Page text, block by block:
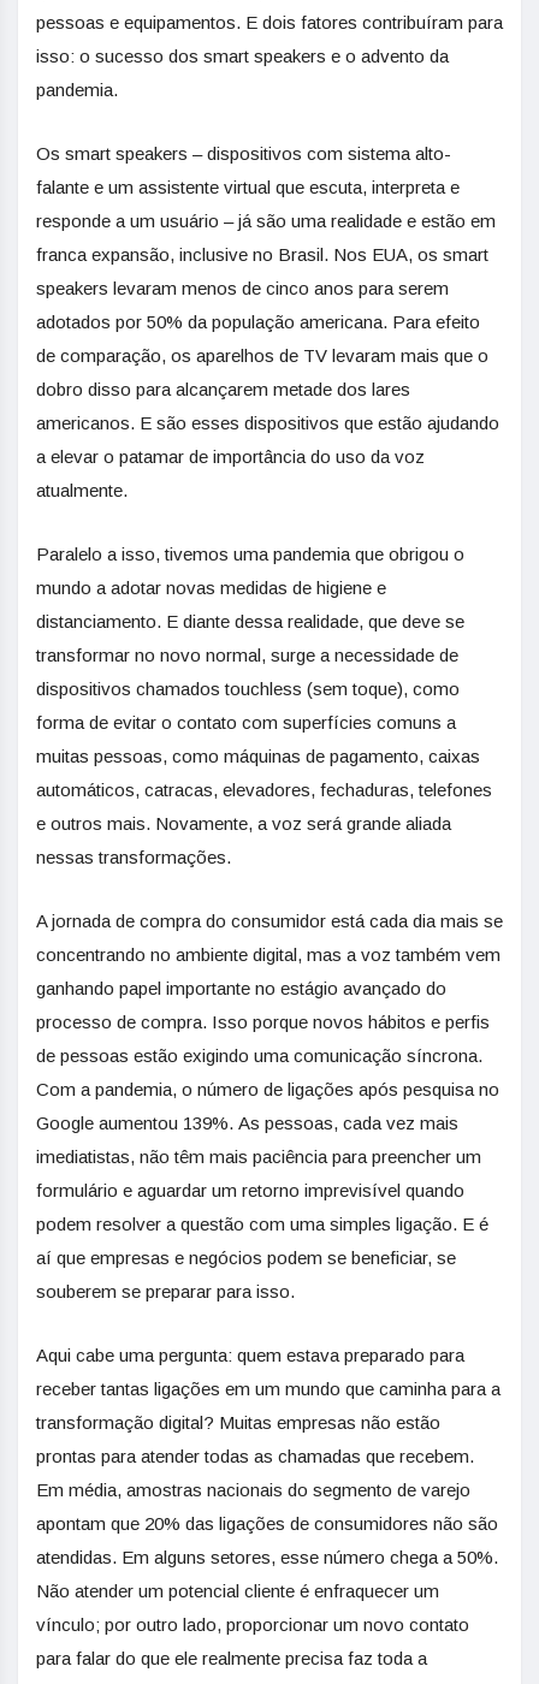
pessoas e equipamentos. E dois fatores contribuíram para
isso: o sucesso dos smart speakers e o advento da
pandemia.
Os smart speakers – dispositivos com sistema alto-
falante e um assistente virtual que escuta, interpreta e
responde a um usuário – já são uma realidade e estão em
franca expansão, inclusive no Brasil. Nos EUA, os smart
speakers levaram menos de cinco anos para serem
adotados por 50% da população americana. Para efeito
de comparação, os aparelhos de TV levaram mais que o
dobro disso para alcançarem metade dos lares
americanos. E são esses dispositivos que estão ajudando
a elevar o patamar de importância do uso da voz
atualmente.
Paralelo a isso, tivemos uma pandemia que obrigou o
mundo a adotar novas medidas de higiene e
distanciamento. E diante dessa realidade, que deve se
transformar no novo normal, surge a necessidade de
dispositivos chamados touchless (sem toque), como
forma de evitar o contato com superfícies comuns a
muitas pessoas, como máquinas de pagamento, caixas
automáticos, catracas, elevadores, fechaduras, telefones
e outros mais. Novamente, a voz será grande aliada
nessas transformações.
A jornada de compra do consumidor está cada dia mais se
concentrando no ambiente digital, mas a voz também vem
ganhando papel importante no estágio avançado do
processo de compra. Isso porque novos hábitos e perfis
de pessoas estão exigindo uma comunicação síncrona.
Com a pandemia, o número de ligações após pesquisa no
Google aumentou 139%. As pessoas, cada vez mais
imediatistas, não têm mais paciência para preencher um
formulário e aguardar um retorno imprevisível quando
podem resolver a questão com uma simples ligação. E é
aí que empresas e negócios podem se beneficiar, se
souberem se preparar para isso.
Aqui cabe uma pergunta: quem estava preparado para
receber tantas ligações em um mundo que caminha para a
transformação digital? Muitas empresas não estão
prontas para atender todas as chamadas que recebem.
Em média, amostras nacionais do segmento de varejo
apontam que 20% das ligações de consumidores não são
atendidas. Em alguns setores, esse número chega a 50%.
Não atender um potencial cliente é enfraquecer um
vínculo; por outro lado, proporcionar um novo contato
para falar do que ele realmente precisa faz toda a